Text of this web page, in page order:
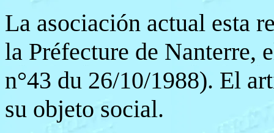
La asociación actual esta
la Préfecture de Nanterre,
n°43 du 26/10/1988). El
su objeto social.